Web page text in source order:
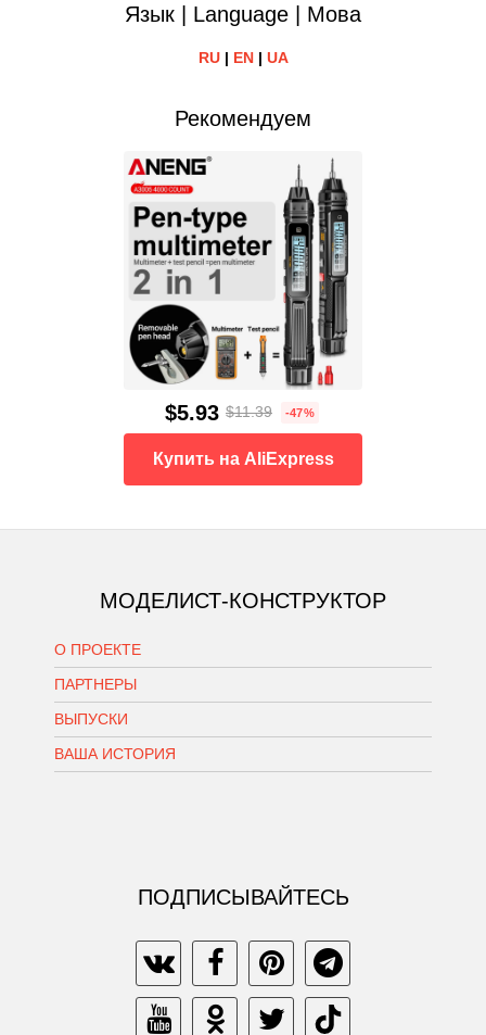
Язык | Language | Мова
RU| EN| UA
Рекомендуем
$5.93 $11.39 -47%
Купить на AliExpress
МОДЕЛИСТ-КОНСТРУКТОР
О ПРОЕКТЕ
ПАРТНЕРЫ
ВЫПУСКИ
ВАША ИСТОРИЯ
ПОДПИСЫВАЙТЕСЬ